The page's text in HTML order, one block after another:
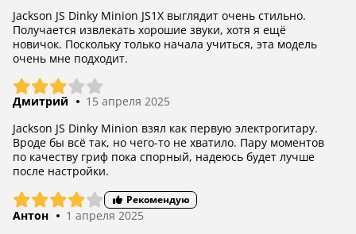
Jackson JS Dinky Minion JS1X выглядит очень стильно.
Получается извлекать хорошие звуки, хотя я ещё
новичок. Поскольку только начала учиться, эта модель
очень мне подходит.
Дмитрий
15 апреля 2025
Jackson JS Dinky Minion взял как первую электрогитару.
Вроде бы всё так, но чего-то не хватило. Пару моментов
по качеству гриф пока спорный, надеюсь будет лучше
после настройки.
Антон
1 апреля 2025
Рекомендую